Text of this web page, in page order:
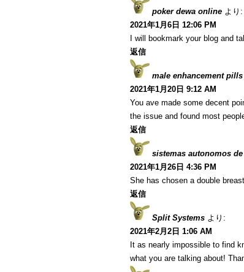
poker dewa online より:
2021年1月6日 12:06 PM
I will bookmark your blog and
返信
male enhancement
2021年1月20日 9:12 AM
You ave made some decent
the issue and found most
返信
sistemas autonomos
2021年1月26日 4:36 PM
She has chosen a double
返信
Split Systems より:
2021年2月2日 1:06 AM
It as nearly impossible to find
what you are talking about!